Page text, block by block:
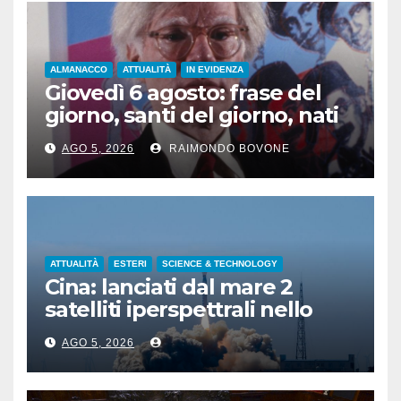
ALMANACCO ATTUALITÀ IN EVIDENZA
Giovedì 6 agosto: frase del
giorno, santi del giorno, nati
famosi, accadde oggi
AGO 5, 2026 RAIMONDO BOVONE
ATTUALITÀ ESTERI SCIENCE & TECHNOLOGY
Cina: lanciati dal mare 2
satelliti iperspettrali nello
Shandong
AGO 5, 2026